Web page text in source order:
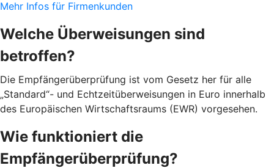
Mehr Infos für Firmenkunden
Welche Überweisungen sind
betroffen?
Die Empfängerüberprüfung ist vom Gesetz her für alle
„Standard“- und Echtzeitüberweisungen in Euro innerhalb
des Europäischen Wirtschaftsraums (EWR) vorgesehen.
Wie funktioniert die
Empfängerüberprüfung?